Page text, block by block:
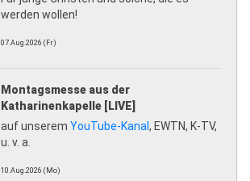
werden wollen!
07.Aug.2026 (Fr)
Montagsmesse aus der
Katharinenkapelle [LIVE]
auf unserem YouTube-Kanal , EWTN, K-TV,
u. v. a.
10.Aug.2026 (Mo)